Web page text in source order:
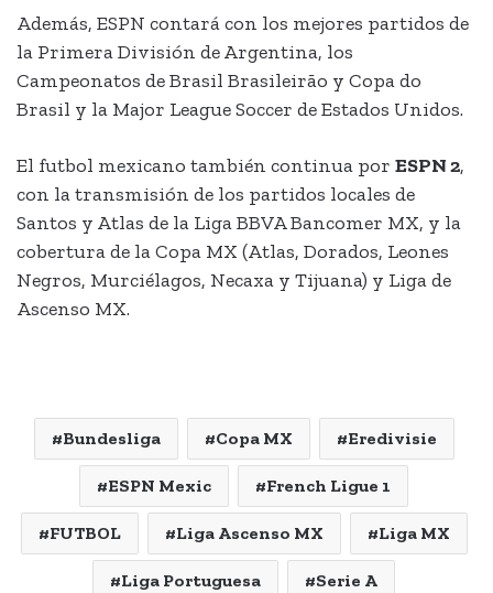
Además, ESPN contará con los mejores partidos de
la Primera División de Argentina, los
Campeonatos de Brasil Brasileirão y Copa do
Brasil y la Major League Soccer de Estados Unidos.
El futbol mexicano también continua por ESPN 2,
con la transmisión de los partidos locales de
Santos y Atlas de la Liga BBVA Bancomer MX, y la
cobertura de la Copa MX (Atlas, Dorados, Leones
Negros, Murciélagos, Necaxa y Tijuana) y Liga de
Ascenso MX.
Bundesliga Copa MX Eredivisie
ESPN Mexic French Ligue 1
FUTBOL Liga Ascenso MX Liga MX
Liga Portuguesa Serie A